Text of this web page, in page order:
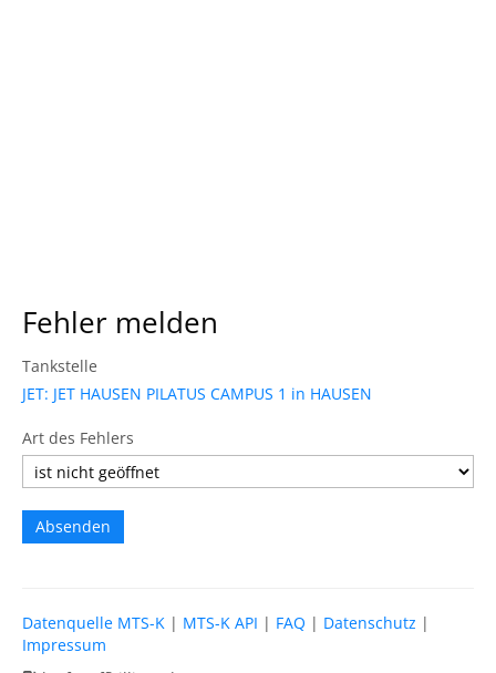
Fehler melden
Tankstelle
JET: JET HAUSEN PILATUS CAMPUS 1 in HAUSEN
Art des Fehlers
Datenquelle MTS-K | MTS-K API | FAQ | Datenschutz |
Impressum